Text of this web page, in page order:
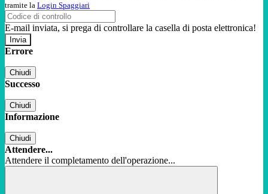
tramite la Login Spaggiari
E-mail inviata, si prega di controllare la casella di posta elettronica!
Errore
Chiudi
Successo
Chiudi
Informazione
Chiudi
Attendere...
Attendere il completamento dell'operazione...